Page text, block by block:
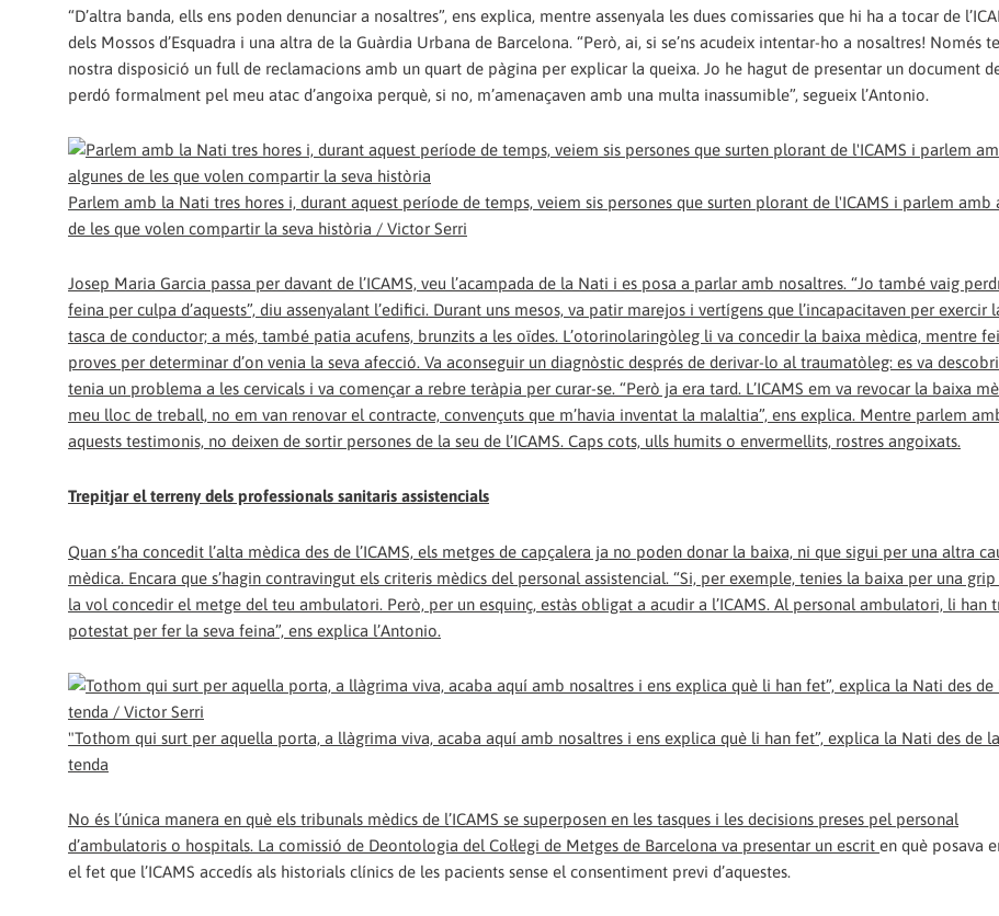
“D’altra banda, ells ens poden denunciar a nosaltres”, ens explica, mentre assenyala les dues comissaries que hi ha a tocar de
dels Mossos d’Esquadra i una altra de la Guàrdia Urbana de Barcelona. “Però, ai, si se’ns acudeix intentar-ho a nosaltres! Només
nostra disposició un full de reclamacions amb un quart de pàgina per explicar la queixa. Jo he hagut de presentar un document
perdó formalment pel meu atac d’angoixa perquè, si no, m’amenaçaven amb una multa inassumible”, segueix l’Antonio.
Parlem amb la Nati tres hores i, durant aquest període de temps, veiem sis persones que surten plorant de l'ICAMS i parlem amb
de les que volen compartir la seva història / Victor Serri
Josep Maria Garcia passa per davant de l’ICAMS, veu l’acampada de la Nati i es posa a parlar amb nosaltres. “Jo també vaig
feina per culpa d’aquests”, diu assenyalant l’edifici. Durant uns mesos, va patir marejos i vertígens que l’incapacitaven per exercir
tasca de conductor; a més, també patia acufens, brunzits a les oïdes. L’otorinolaringòleg li va concedir la baixa mèdica, mentre
proves per determinar d’on venia la seva afecció. Va aconseguir un diagnòstic després de derivar-lo al traumatòleg: es va
tenia un problema a les cervicals i va començar a rebre teràpia per curar-se. “Però ja era tard. L’ICAMS em va revocar la baixa
meu lloc de treball, no em van renovar el contracte, convençuts que m’havia inventat la malaltia”, ens explica. Mentre parlem
aquests testimonis, no deixen de sortir persones de la seu de l’ICAMS. Caps cots, ulls humits o envermellits, rostres angoixats.
Trepitjar el terreny dels professionals sanitaris assistencials
Quan s’ha concedit l’alta mèdica des de l’ICAMS, els metges de capçalera ja no poden donar la baixa, ni que sigui per una altra
mèdica. Encara que s’hagin contravingut els criteris mèdics del personal assistencial. “Si, per exemple, tenies la baixa per una
la vol concedir el metge del teu ambulatori. Però, per un esquinç, estàs obligat a acudir a l’ICAMS. Al personal ambulatori, li han
potestat per fer la seva feina”, ens explica l’Antonio.
"Tothom qui surt per aquella porta, a llàgrima viva, acaba aquí amb nosaltres i ens explica què li han fet”, explica la Nati des de
tenda
No és l’única manera en què els tribunals mèdics de l’ICAMS se superposen en les tasques i les decisions preses pel personal
d’ambulatoris o hospitals. La comissió de Deontologia del Col·legi de Metges de Barcelona va presentar un escrit en què posava
el fet que l’ICAMS accedís als historials clínics de les pacients sense el consentiment previ d’aquestes.